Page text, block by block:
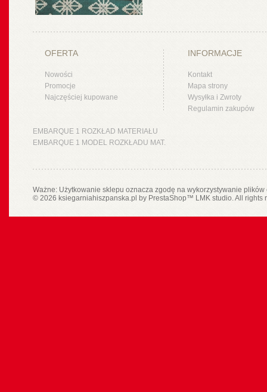
OFERTA
Nowości
Promocje
Najczęściej kupowane
INFORMACJE
Kontakt
Mapa strony
Wysyłka i Zwroty
Regulamin zakupów
EMBARQUE 1 ROZKŁAD MATERIAŁU
EMBARQUE 1 MODEL ROZKŁADU MAT.
Ważne: Użytkowanie sklepu oznacza zgodę na wykorzystywanie
© 2026 ksiegarniahiszpanska.pl by PrestaShop™ LMK studio. All rights